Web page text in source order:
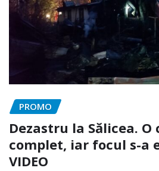
PROMO
Dezastru la Sălicea. O
complet, iar focul s-a
VIDEO